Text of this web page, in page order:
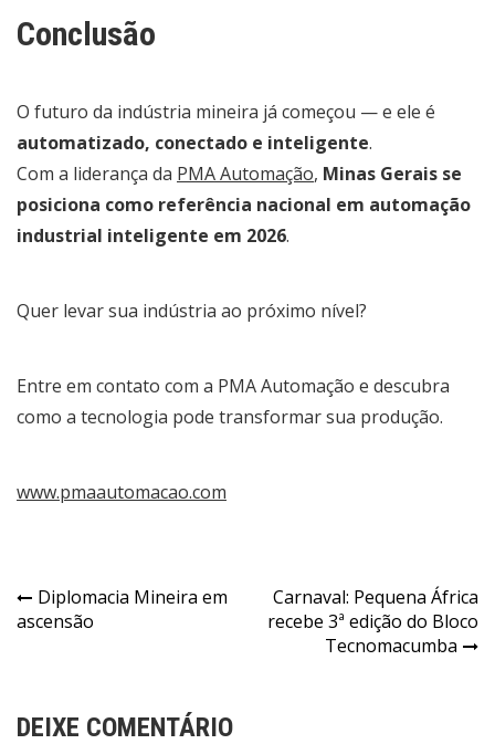
Conclusão
O futuro da indústria mineira já começou — e ele é
automatizado, conectado e inteligente.
Com a liderança da PMA Automação, Minas Gerais se
posiciona como referência nacional em automação
industrial inteligente em 2026.
Quer levar sua indústria ao próximo nível?
Entre em contato com a PMA Automação e descubra
como a tecnologia pode transformar sua produção.
www.pmaautomacao.com
Navegação
de
Diplomacia Mineira em
ascensão
Carnaval: Pequena África
recebe 3ª edição do Bloco
Tecnomacumba
DEIXE COMENTÁRIO